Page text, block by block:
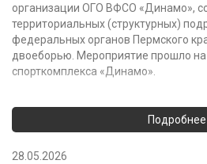
организации ОГО ВФСО «Динамо»,
территориальных (структурных)
федеральных органов Пермского
двоеборью. Мероприятие прошло на
спорткомплекса «Динамо».
28.05.2026